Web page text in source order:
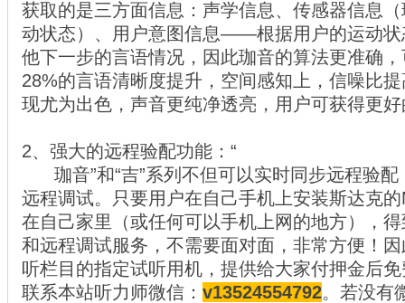
获取的是三方面信息：声学信息、传感器信息
动状态）、用户意图信息——根据用户的运动状
他下一步的言语情况，因此珈音的算法更准确
28%的言语清晰度提升，空间感知上，信噪比
现尤为出色，声音更纯净透亮，用户可获得更
2、强大的远程验配功能：“
珈音”和“吉”系列不但可以实时同步远程验配
远程调试。只要用户在自己手机上安装斯达克
在自己家里（或任何可以手机上网的地方），
和远程调试服务，不需要面对面，非常方便！
听栏目的指定试听用机，提供给大家付押金后
联系本站听力师微信： v13524554792。若没有